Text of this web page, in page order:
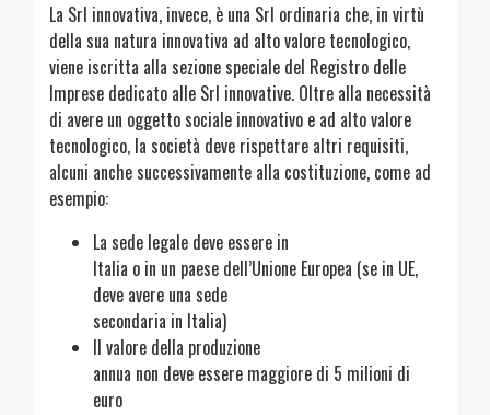
La Srl innovativa, invece, è una Srl ordinaria che, in virtù
della sua natura innovativa ad alto valore tecnologico,
viene iscritta alla sezione speciale del Registro delle
Imprese dedicato alle Srl innovative. Oltre alla necessità
di avere un oggetto sociale innovativo e ad alto valore
tecnologico, la società deve rispettare altri requisiti,
alcuni anche successivamente alla costituzione, come ad
esempio:
La sede legale deve essere in
Italia o in un paese dell’Unione Europea (se in UE,
deve avere una sede
secondaria in Italia)
Il valore della produzione
annua non deve essere maggiore di 5 milioni di
euro